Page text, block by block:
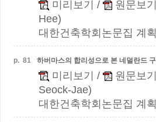
미리보기 / 원문보기
Hee)
대한건축학회논문집 계
p. 81 하버마스의 합리성으로 본 네덜란드
미리보기 / 원문보기
Seock-Jae)
대한건축학회논문집 계